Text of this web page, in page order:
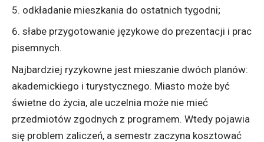
odkładanie mieszkania do ostatnich tygodni;
słabe przygotowanie językowe do prezentacji i prac
pisemnych.
Najbardziej ryzykowne jest mieszanie dwóch planów:
akademickiego i turystycznego. Miasto może być
świetne do życia, ale uczelnia może nie mieć
przedmiotów zgodnych z programem. Wtedy pojawia
się problem zaliczeń, a semestr zaczyna kosztować